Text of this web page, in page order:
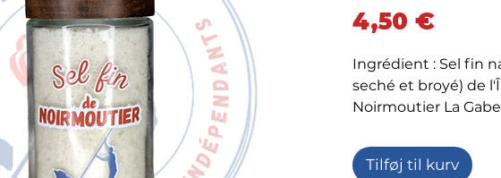
4,50 €Pris
Ingrédient : Sel fin
seché et broyé) de
Noirmoutier La
Tilføj til kurv